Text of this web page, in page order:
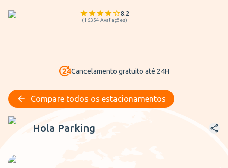
8.2
(16354 Avaliações)
Cancelamento gratuito até 24H
Compare todos os estacionamentos
Hola Parking
Hola Parking